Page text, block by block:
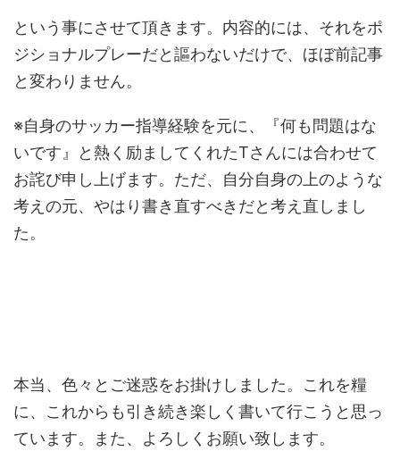
という事にさせて頂きます。内容的には、それをポ
ジショナルプレーだと謳わないだけで、ほぼ前記事
と変わりません。
※自身のサッカー指導経験を元に、『何も問題はな
いです』と熱く励ましてくれたTさんには合わせて
お詫び申し上げます。ただ、自分自身の上のような
考えの元、やはり書き直すべきだと考え直しまし
た。
本当、色々とご迷惑をお掛けしました。これを糧
に、これからも引き続き楽しく書いて行こうと思っ
ています。また、よろしくお願い致します。